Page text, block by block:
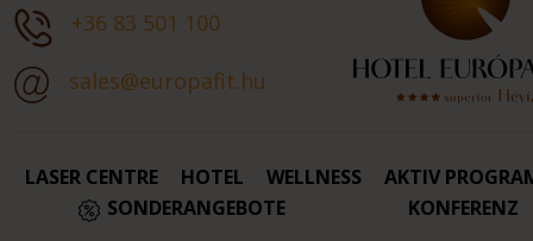
+36 83 501 100
sales@europafit.hu
LASER CENTRE HOTEL WELLNESS
AKTIV
SONDERANGEBOTE
KONFERENZ